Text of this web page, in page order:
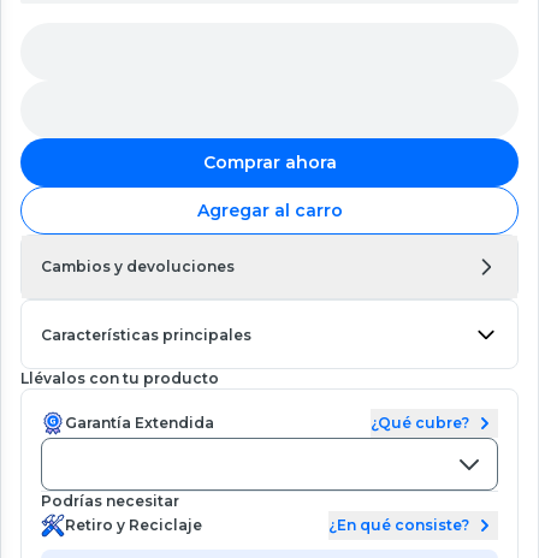
Comprar ahora
Agregar al carro
Cambios y devoluciones
Características principales
Llévalos con tu producto
Garantía Extendida ¿Qué cubre?
Podrías necesitar
Retiro y Reciclaje
¿En qué consiste?